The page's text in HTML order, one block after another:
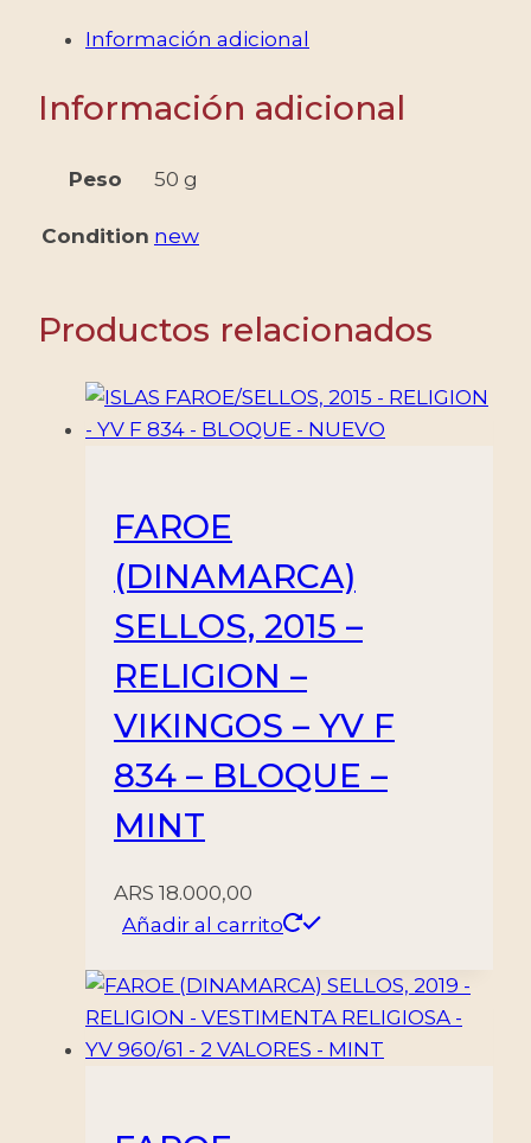
DE
4199/201
DE
SERIES
Información adicional
Información adicional
Peso 50 g
Condition new
Productos relacionados
FAROE
(DINAMARCA)
SELLOS, 2015 –
RELIGION –
VIKINGOS – YV F
834 – BLOQUE –
MINT
ARS 18.000,00
Añadir al carrito